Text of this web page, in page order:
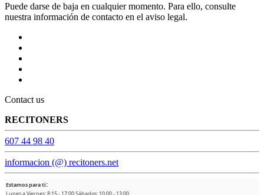
Puede darse de baja en cualquier momento. Para ello, consulte
nuestra información de contacto en el aviso legal.
Contact us
RECITONERS
607 44 98 40
informacion (@) recitoners.net
Estamos para ti:
Lunes a Viernes: 8:15 - 17:00 Sábados: 10:00 - 13:00